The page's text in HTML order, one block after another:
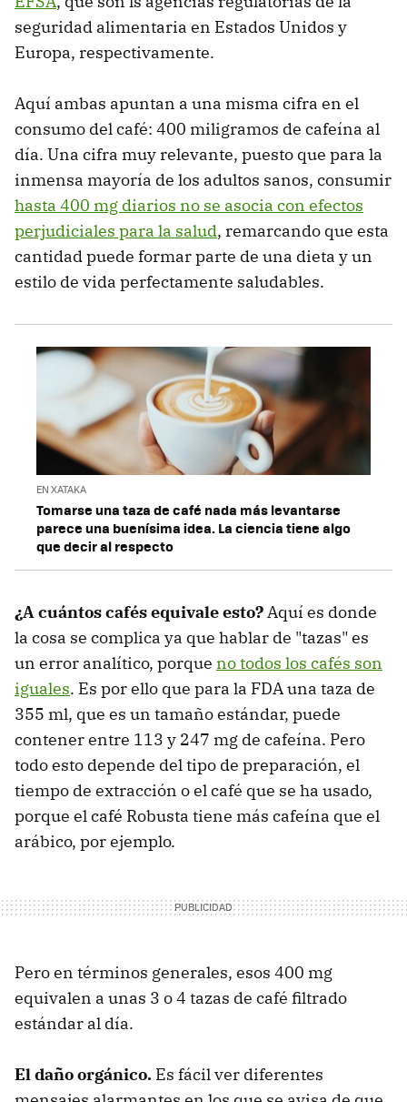
seguridad alimentaria en Estados Unidos y
Europa, respectivamente.
Aquí ambas apuntan a una misma cifra en el
consumo del café: 400 miligramos de cafeína al
día. Una cifra muy relevante, puesto que para la
inmensa mayoría de los adultos sanos, consumir
hasta 400 mg diarios no se asocia con efectos
perjudiciales para la salud, remarcando que esta
cantidad puede formar parte de una dieta y un
estilo de vida perfectamente saludables.
EN XATAKA
Tomarse una taza de café nada más levantarse
parece una buenísima idea. La ciencia tiene algo
que decir al respecto
¿A cuántos cafés equivale esto?Aquí es donde
la cosa se complica ya que hablar de "tazas" es
un error analítico, porque no todos los cafés son
iguales. Es por ello que para la FDA una taza de
355 ml, que es un tamaño estándar, puede
contener entre 113 y 247 mg de cafeína. Pero
todo esto depende del tipo de preparación, el
tiempo de extracción o el café que se ha usado,
porque el café Robusta tiene más cafeína que el
arábico, por ejemplo.
Pero en términos generales, esos 400 mg
equivalen a unas 3 o 4 tazas de café filtrado
estándar al día.
El daño orgánico. Es fácil ver diferentes